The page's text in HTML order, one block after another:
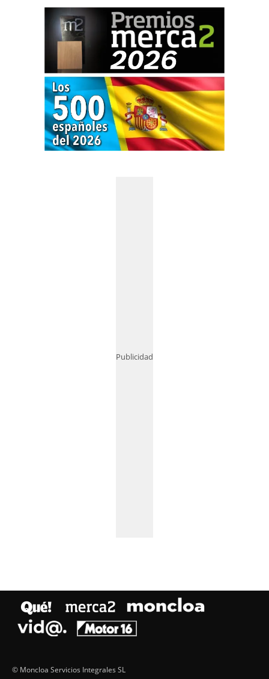
Publicidad
© Moncloa Servicios Integrales SL